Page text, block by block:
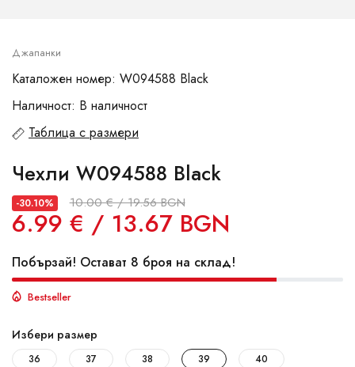
Джапанки
Каталожен номер: W094588 Black
Наличност: В наличност
Таблица с размери
Чехли W094588 Black
-30.10% 10.00 € / 19.56 BGN
6.99 € / 13.67 BGN
Побързай! Остават 8 броя на склад!
Bestseller
Избери размер
36 37 38 39 40